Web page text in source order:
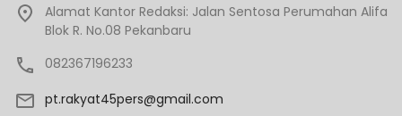
Alamat Kantor Redaksi: Jalan Sentosa Perumahan Alifa
Blok R. No.08 Pekanbaru
082367196233
pt.rakyat45pers@gmail.com